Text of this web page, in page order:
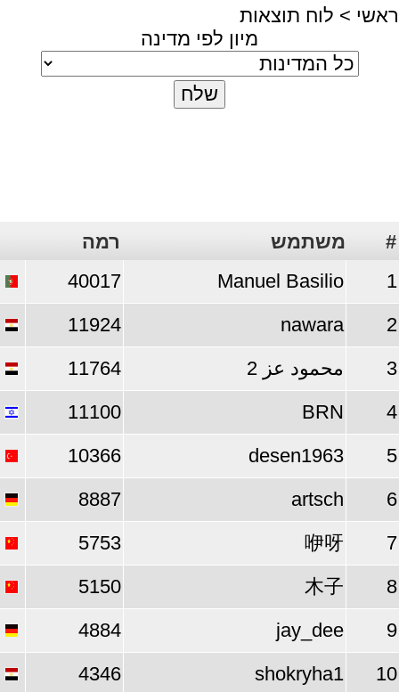
ראשי > לוח תוצאות
מיון לפי מדינה
# משתמש
רמה
1
Manuel Basilio
40017
2
nawara
11924
3
محمود عز 2
11764
4
BRN
11100
5
desen1963
10366
6
artsch
8887
7
咿呀
5753
8
木子
5150
9
jay_dee
4884
10
shokryha1
4346